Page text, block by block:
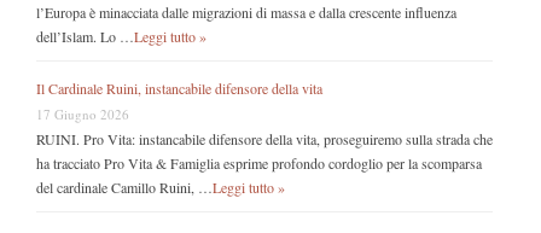
l’Europa è minacciata dalle migrazioni di massa e dalla crescente influenza
dell’Islam. Lo … Leggi tutto »
Il Cardinale Ruini, instancabile difensore della vita
17 Giugno 2026
RUINI. Pro Vita: instancabile difensore della vita, proseguiremo sulla strada che
ha tracciato Pro Vita & Famiglia esprime profondo cordoglio per la scomparsa
del cardinale Camillo Ruini, … Leggi tutto »